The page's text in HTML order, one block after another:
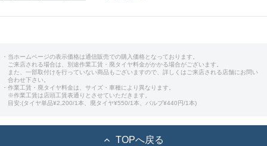
・当ホームページの表示価格は通信販売での購入価格となっております。
ご来店される場合は、別途作業工賃・廃タイヤ料金がかかる場合がございます。
また、一部取付けを行っていない商品もございますので、詳しくはご来店される店舗にお問い
合わせ下さい。
・作業工賃・廃タイヤ料金は、サイズ・車種により異なります。
※作業工賃は店頭工賃表通りとさせていただきます。
目安:(タイヤ単品¥2,200/1本、廃タイヤ¥550/1本、バルブ¥440円/1本)
TOPへ戻る